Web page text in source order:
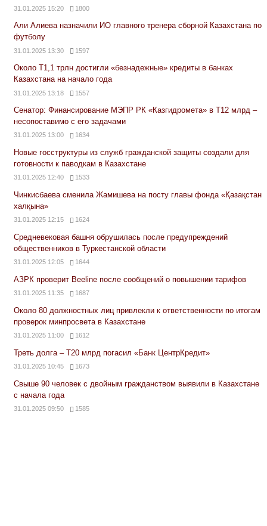
31.01.2025 15:20 1800
Али Алиева назначили ИО главного тренера сборной Казахстана по
футболу
31.01.2025 13:30 1597
Около Т1,1 трлн достигли «безнадежные» кредиты в банках
Казахстана на начало года
31.01.2025 13:18 1557
Сенатор: Финансирование МЭПР РК «Казгидромета» в Т12 млрд –
несопоставимо с его задачами
31.01.2025 13:00 1634
Новые госструктуры из служб гражданской защиты создали для
готовности к паводкам в Казахстане
31.01.2025 12:40 1533
Чинкисбаева сменила Жамишева на посту главы фонда «Қазақстан
халқына»
31.01.2025 12:15 1624
Средневековая башня обрушилась после предупреждений
общественников в Туркестанской области
31.01.2025 12:05 1644
АЗРК проверит Beeline после сообщений о повышении тарифов
31.01.2025 11:35 1687
Около 80 должностных лиц привлекли к ответственности по итогам
проверок минпросвета в Казахстане
31.01.2025 11:00 1612
Треть долга – Т20 млрд погасил «Банк ЦентрКредит»
31.01.2025 10:45 1673
Свыше 90 человек с двойным гражданством выявили в Казахстане
с начала года
31.01.2025 09:50 1585